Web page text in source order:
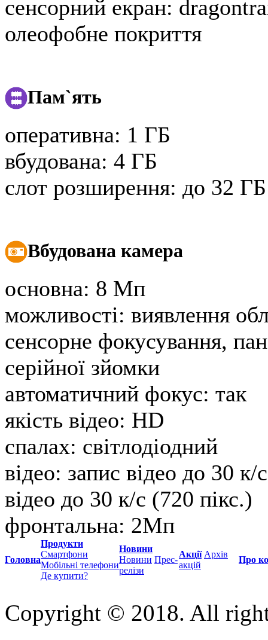
сенсорний екран:
олеофобне покриття
Пам`ять
оперативна: 1 ГБ
вбудована: 4 ГБ
слот розширення: до 32
Вбудована камера
основна: 8 Мп
можливості: виявлення
сенсорне фокусування,
серійної зйомки
автоматичний фокус: так
якість відео: HD
спалах: світлодіодний
відео: запис відео до 30 к/
відео до 30 к/с (720 пікс.)
фронтальна: 2Мп
Головна
Продукти
Смартфони
Мобільні телефони
Де купити?
Новини
Новини Прес-
релізи
Акції Архів
акцій
Про
Copyright © 2018. All